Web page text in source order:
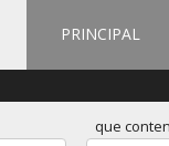
PRINCIPAL
que